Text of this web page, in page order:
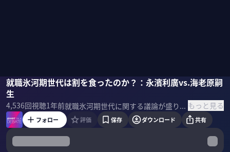
就職氷河期世代は割を食ったのか？：永濱利廣vs.海老原嗣
生
4,536回視聴1年前 就職氷河期世代に関する議論が盛り上がっている。この世代は本当に割を食ったのか？予算をつけて支援策を打ち出す必要はあるのか？エコノミストの永濱利廣氏と、雇用ジャーナリストの海老原嗣生氏に議論してもらった。 ＜ゲスト＞ 永濱利廣｜第一生命経済研究所 首席エコノミスト 早稲田大学卒業、東京大学大学院経済学研究科修士課程修了。第一生命保険入社後、日本経済研究センターを経て、2016 年より現職。衆議院調査局内閣調査室客員調査員、総務省「消費統計研究会」委員、景気循環学会常務理事、跡見学園女子大学非常勤講師。2015年、景気循環学会中原奨励賞を受賞。 『就職氷河期世代の経済学』 永濱利廣 (著) もっと見る
永濱利廣海老原嗣生佐々木紀彦
フォロー 評価 保存 ダウンロード 共有